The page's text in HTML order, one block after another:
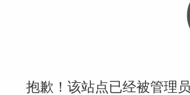
抱歉！该站点已经被管理